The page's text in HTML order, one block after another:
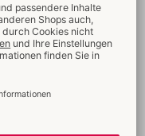
Zähmungen!
im edlen roten
und
verführt mit
schnell
der Unterbrustgurt